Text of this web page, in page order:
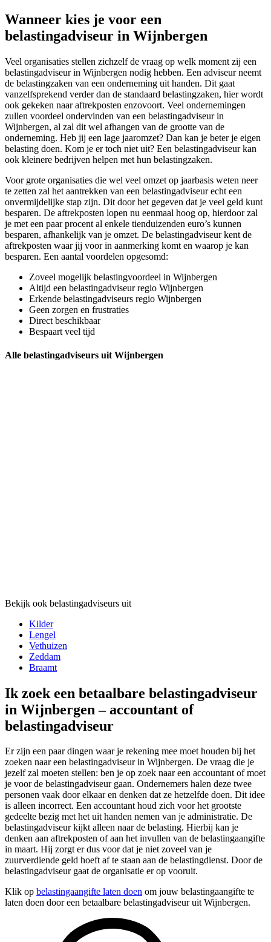
Wanneer kies je voor een
belastingadviseur in Wijnbergen
Veel organisaties stellen zichzelf de vraag op welk moment zij een
belastingadviseur in Wijnbergen nodig hebben. Een adviseur neemt
de belastingzaken van een onderneming uit handen. Dit gaat
vanzelfsprekend verder dan de standaard belastingzaken, hier wordt
ook gekeken naar aftrekposten enzovoort. Veel ondernemingen
zullen voordeel ondervinden van een belastingadviseur in
Wijnbergen, al zal dit wel afhangen van de grootte van de
onderneming. Heb jij een lage jaaromzet? Dan kan je beter je eigen
belasting doen. Kom je er toch niet uit? Een belastingadviseur kan
ook kleinere bedrijven helpen met hun belastingzaken.
Voor grote organisaties die wel veel omzet op jaarbasis weten neer
te zetten zal het aantrekken van een belastingadviseur echt een
onvermijdelijke stap zijn. Dit door het gegeven dat je veel geld kunt
besparen. De aftrekposten lopen nu eenmaal hoog op, hierdoor zal
je met een paar procent al enkele tienduizenden euro’s kunnen
besparen, afhankelijk van je omzet. De belastingadviseur kent de
aftrekposten waar jij voor in aanmerking komt en waarop je kan
besparen. Een aantal voordelen opgesomd:
Zoveel mogelijk belastingvoordeel in Wijnbergen
Altijd een belastingadviseur regio Wijnbergen
Erkende belastingadviseurs regio Wijnbergen
Geen zorgen en frustraties
Direct beschikbaar
Bespaart veel tijd
Alle belastingadviseurs uit Wijnbergen
Bekijk ook belastingadviseurs uit
Kilder
Lengel
Vethuizen
Zeddam
Braamt
Ik zoek een betaalbare belastingadviseur
in Wijnbergen – accountant of
belastingadviseur
Er zijn een paar dingen waar je rekening mee moet houden bij het
zoeken naar een belastingadviseur in Wijnbergen. De vraag die je
jezelf zal moeten stellen: ben je op zoek naar een accountant of moet
je voor de belastingadviseur gaan. Ondernemers halen deze twee
personen vaak door elkaar en denken dat ze hetzelfde doen. Dit idee
is alleen incorrect. Een accountant houd zich voor het grootste
gedeelte bezig met het uit handen nemen van je administratie. De
belastingadviseur kijkt alleen naar de belasting. Hierbij kan je
denken aan aftrekposten of aan het invullen van de belastingaangifte
in maart. Hij zorgt er dus voor dat je niet zoveel van je
zuurverdiende geld hoeft af te staan aan de belastingdienst. Door de
belastingadviseur gaat de organisatie er op vooruit.
Klik op belastingaangifte laten doen om jouw belastingaangifte te
laten doen door een betaalbare belastingadviseur uit Wijnbergen.